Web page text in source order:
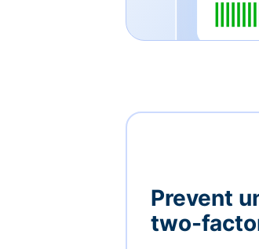
Prevent
two-